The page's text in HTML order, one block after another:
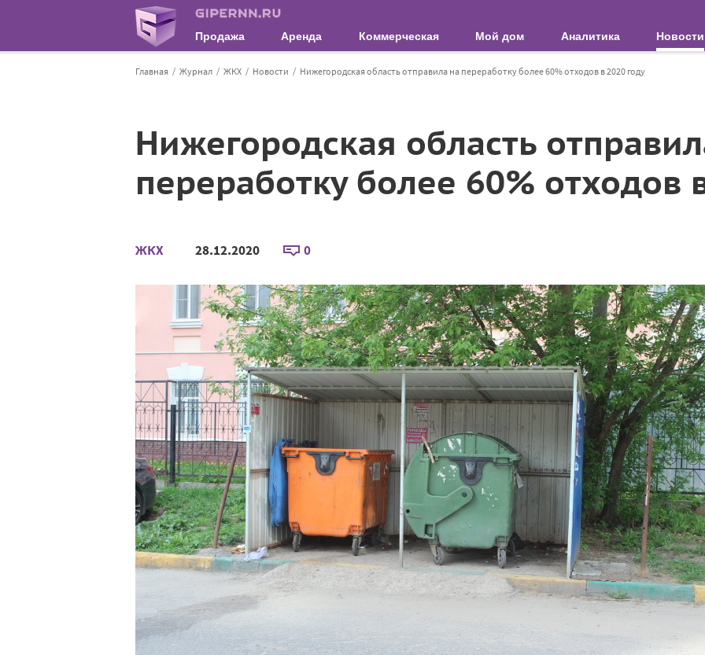
Продажа Аренда Коммерческая Мой дом Аналитика Новости
Главная Журнал ЖКХ Новости Нижегородская область отправила на переработку более 60% отходов в 2020 году
Нижегородская область
переработку более 60% отходов
ЖКХ 28.12.2020 0